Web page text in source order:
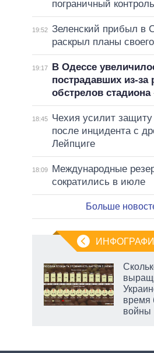
пограничный
19:52 Зеленский прибыл в
раскрыл планы
19:17
В Одессе
пострадавших из-за
обстрелов
18:45
Чехия усилит защиту
после инцидента с
Лейпциге
18:09
Международные
сократились в июле
Больше
время
войны